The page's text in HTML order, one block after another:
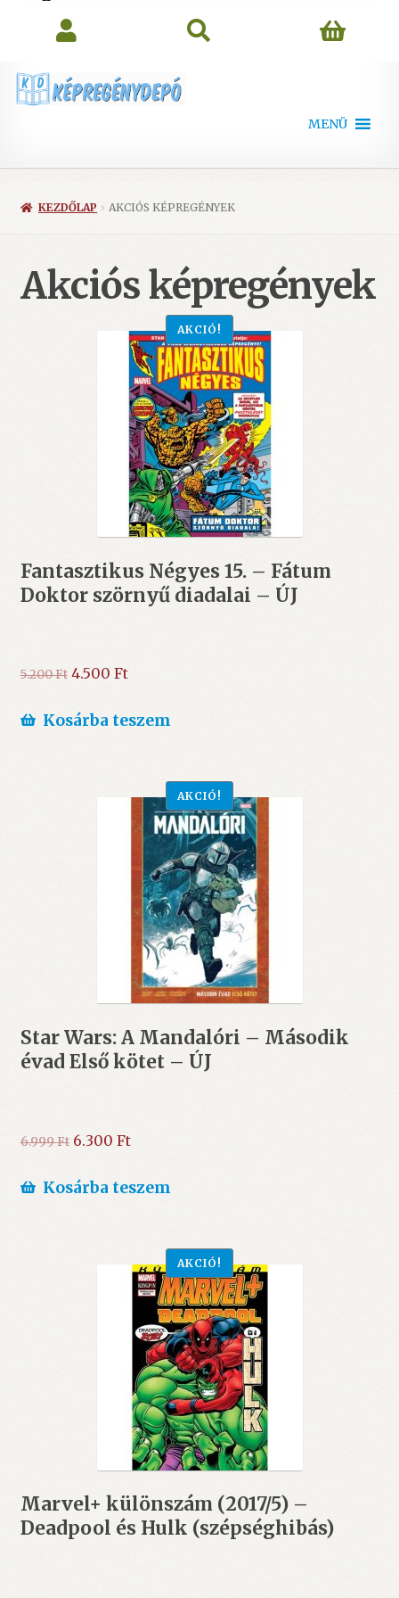
MENÜ
KEZDŐLAP AKCIÓS KÉPREGÉNYEK
Akciós képregények
Fantasztikus Négyes 15. – Fátum
Doktor szörnyű diadalai – ÚJ
AKCIÓ!
5.200Ft Original
was:
4.500 FtCurrent
is:
Kosárba teszem
Star Wars: A Mandalóri – Második
évad Első kötet – ÚJ
AKCIÓ!
6.999Ft Original
was:
6.300 FtCurrent
is:
Kosárba teszem
Marvel+ különszám (2017/5) –
Deadpool és Hulk (szépséghibás)
AKCIÓ!